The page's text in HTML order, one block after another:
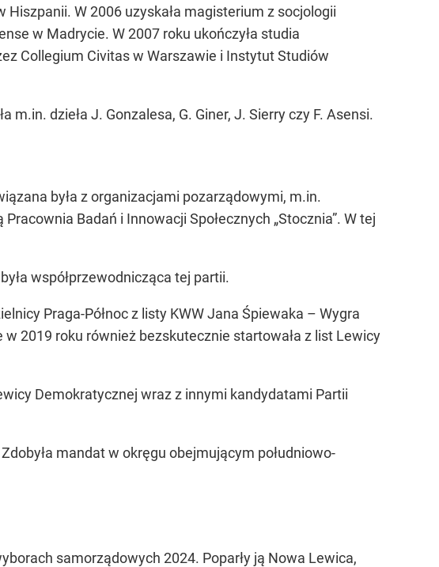
W 2006 uzyskała magisterium z socjologii
w Madrycie. W 2007 roku ukończyła studia
Collegium Civitas w Warszawie i Instytut Studiów
dzieła J. Gonzalesa, G. Giner, J. Sierry czy F. Asensi.
była z organizacjami pozarządowymi, m.in.
Badań i Innowacji Społecznych „Stocznia”. W tej
współprzewodnicząca tej partii.
Praga-Północ z listy KWW Jana Śpiewaka – Wygra
2019 roku również bezskutecznie startowała z list Lewicy
Demokratycznej wraz z innymi kandydatami Partii
mandat w okręgu obejmującym południowo-
samorządowych 2024. Poparły ją Nowa Lewica,